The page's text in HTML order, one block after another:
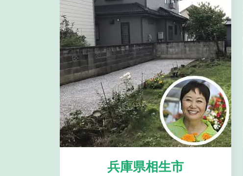
兵庫県相生市